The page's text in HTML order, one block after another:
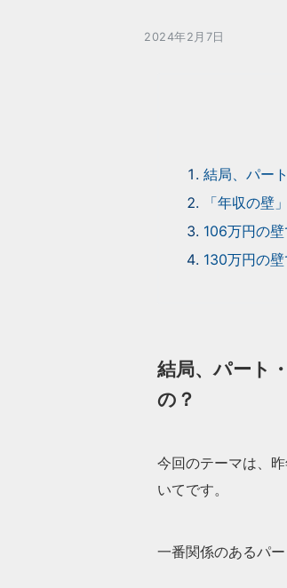
2024年2月7日
結局、パー
「年収の壁
106万円の
130万円の
結局、パート
の？
今回のテーマは、
いてです。
一番関係のあるパ